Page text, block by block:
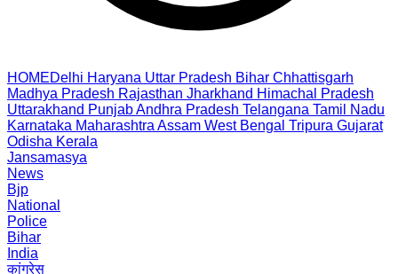
HOMEDelhi Haryana Uttar Pradesh Bihar Chhattisgarh
Madhya Pradesh Rajasthan Jharkhand Himachal Pradesh
Uttarakhand PunjabAndhra Pradesh Telangana Tamil Nadu
Karnataka Maharashtra Assam West Bengal Tripura Gujarat
Odisha Kerala
Jansamasya
News
Bjp
National
Police
Bihar
India
कांग्रेस